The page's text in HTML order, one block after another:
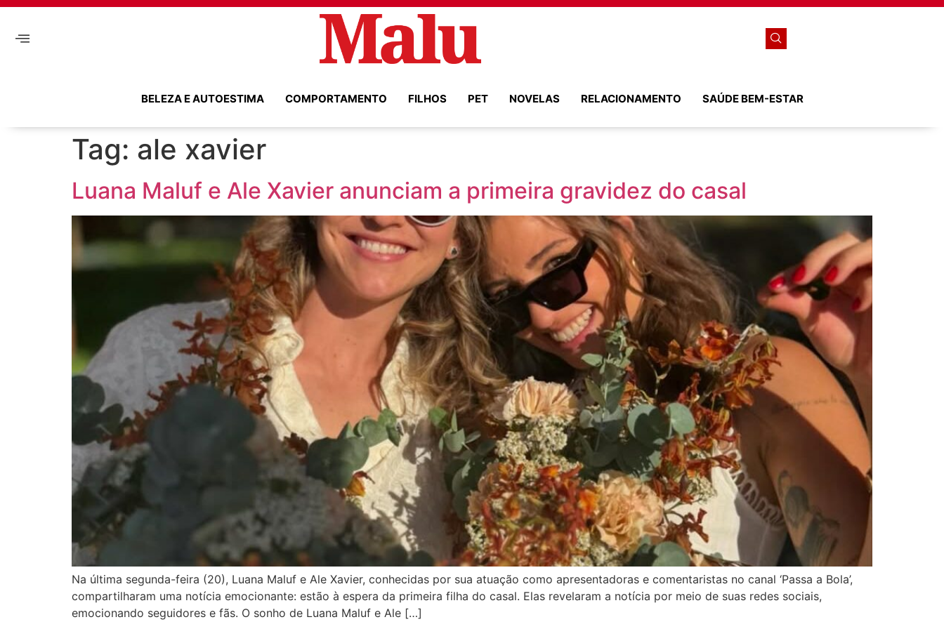
BELEZA E AUTOESTIMA COMPORTAMENTO FILHOS PET NOVELAS RELACIONAMENTO SAÚDE BEM-ESTAR
Tag: ale xavier
Luana Maluf e Ale Xavier anunciam a primeira gravidez do casal
Na última segunda-feira (20), Luana Maluf e Ale Xavier, conhecidas por sua atuação como apresentadoras e comentaristas no canal ‘Passa a Bola’,
compartilharam uma notícia emocionante: estão à espera da primeira filha do casal. Elas revelaram a notícia por meio de suas redes sociais,
emocionando seguidores e fãs. O sonho de Luana Maluf e Ale […]